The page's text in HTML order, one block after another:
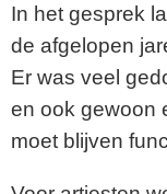
In het gesprek
de afgelopen
Er was veel
en ook gewoon
moet blijven